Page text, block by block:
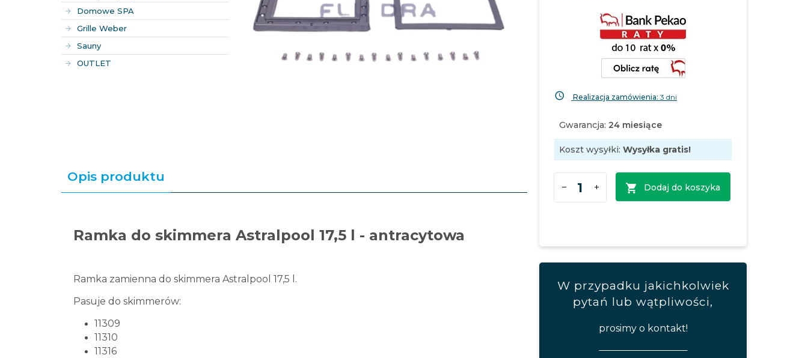
Domowe SPA
Grille Weber
Sauny
OUTLET
Opis produktu
Ramka do skimmera Astralpool 17,5 l - antracytowa
Ramka zamienna do skimmera Astralpool 17,5 l.
Pasuje do skimmerów:
11309
11310
11316
Realizacja zamówienia:3 dni
Gwarancja: 24 miesiące
Koszt wysyłki:Wysyłka gratis!
Dodaj do koszyka
W przypadku jakichkolwiek
pytań lub wątpliwości,
prosimy o kontakt!